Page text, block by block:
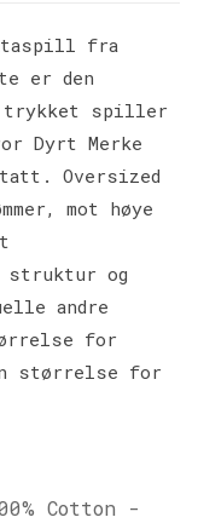
fra
er den
trykket spiller
Dyrt Merke
Oversized
mot høye
struktur og
andre
for
størrelse for
Cotton -